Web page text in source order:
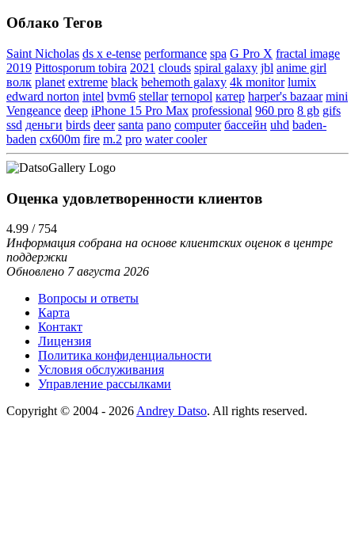
Облако Тегов
Saint Nicholas ds x e-tense performance spa G Pro X fractal image
2019 Pittosporum tobira 2021 clouds spiral galaxy jbl anime girl
волк planet extreme black behemoth galaxy 4k monitor lumix
edward norton intel bvm6 stellar ternopol катер harper's bazaar mini
Vengeance deep iPhone 15 Pro Max professional 960 pro 8 gb gifs
ssd деньги birds deer santa pano computer бассейн uhd baden-
baden cx600m fire m.2 pro water cooler
Оценка удовлетворенности клиентов
4.99 / 754
Информация собрана на основе клиентских оценок в центре
поддержки
Обновлено 7 августа 2026
Вопросы и ответы
Карта
Контакт
Лицензия
Политика конфиденциальности
Условия обслуживания
Управление рассылками
Copyright © 2004 - 2026Andrey Datso. All rights reserved.